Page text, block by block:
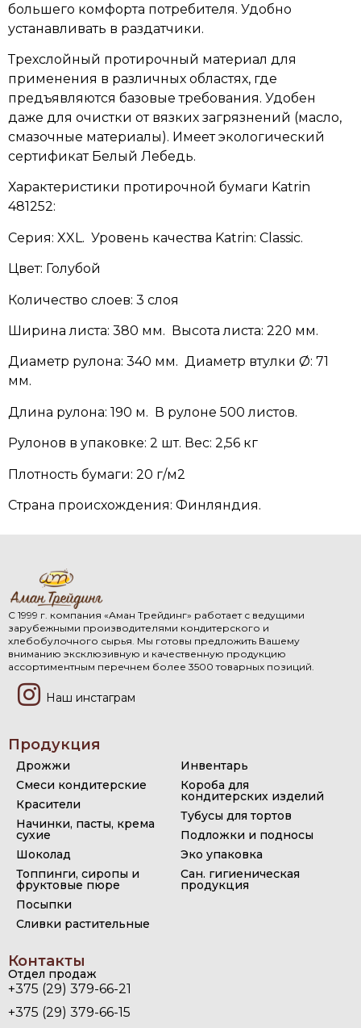
большего комфорта потребителя. Удобно
устанавливать в раздатчики.
Трехслойный протирочный материал для
применения в различных областях, где
предъявляются базовые требования. Удобен
даже для очистки от вязких загрязнений (масло,
смазочные материалы). Имеет экологический
сертификат Белый Лебедь.
Характеристики протирочной бумаги Katrin
481252:
Серия: XXL. Уровень качества Katrin: Classic.
Цвет: Голубой
Количество слоев: 3 слоя
Ширина листа: 380 мм. Высота листа: 220 мм.
Диаметр рулона: 340 мм. Диаметр втулки Ø: 71
мм.
Длина рулона: 190 м. В рулоне 500 листов.
Рулонов в упаковке: 2 шт. Вес: 2,56 кг
Плотность бумаги: 20 г/м2
Страна происхождения: Финляндия.
С 1999 г. компания «Аман Трейдинг» работает с ведущими
зарубежными производителями кондитерского и
хлебобулочного сырья. Мы готовы предложить Вашему
вниманию эксклюзивную и качественную продукцию
ассортиментным перечнем более 3500 товарных позиций.
Наш инстаграм
Продукция
Дрожжи
Смеси кондитерские
Красители
Начинки, пасты, крема
сухие
Шоколад
Топпинги, сиропы и
фруктовые пюре
Посыпки
Сливки растительные
Инвентарь
Короба для
кондитерских изделий
Тубусы для тортов
Подложки и подносы
Эко упаковка
Сан. гигиеническая
продукция
Контакты
Отдел продаж
+375 (29) 379-66-21
+375 (29) 379-66-15